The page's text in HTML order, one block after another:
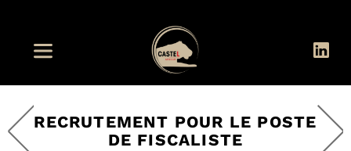
RECRUTEMENT POUR LE POSTE
DE FISCALISTE